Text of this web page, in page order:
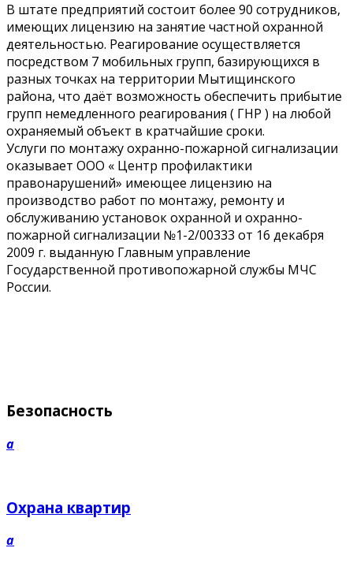
В штате предприятий состоит более 90 сотрудников,
имеющих лицензию на занятие частной охранной
деятельностью. Реагирование осуществляется
посредством 7 мобильных групп, базирующихся в
разных точках на территории Мытищинского
района, что даёт возможность обеспечить прибытие
групп немедленного реагирования ( ГНР ) на любой
охраняемый объект в кратчайшие сроки.
Услуги по монтажу охранно-пожарной сигнализации
оказывает ООО « Центр профилактики
правонарушений» имеющее лицензию на
производство работ по монтажу, ремонту и
обслуживанию установок охранной и охранно-
пожарной сигнализации №1-2/00333 от 16 декабря
2009 г. выданную Главным управление
Государственной противопожарной службы МЧС
России.
Безопасность
a
Охрана квартир
a